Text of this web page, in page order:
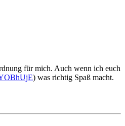
für mich. Auch wenn ich euch
) was richtig Spaß macht.